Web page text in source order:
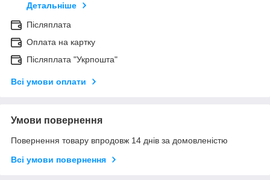
Детальніше
Післяплата
Оплата на картку
Післяплата "Укрпошта"
Всі умови оплати
Умови повернення
Повернення товару впродовж 14 днів за домовленістю
Всі умови повернення